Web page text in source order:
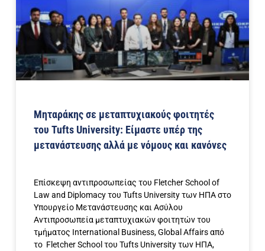
Μηταράκης σε μεταπτυχιακούς φοιτητές
του Tufts University: Είμαστε υπέρ της
μετανάστευσης αλλά με νόμους και κανόνες
Επίσκεψη αντιπροσωπείας του Fletcher School of
Law and Diplomacy του Tufts University των ΗΠΑ στο
Υπουργείο Μετανάστευσης και Ασύλου
Αντιπροσωπεία μεταπτυχιακών φοιτητών του
τμήματος International Business, Global Affairs από
το Fletcher School του Tufts University των ΗΠΑ,